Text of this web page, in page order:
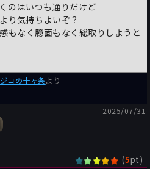
のはいつも通りだけど
り気持ちよいぞ？
もなく臆面もなく総取りしようと
コの十ヶ条より
2025/07/31
(5pt)